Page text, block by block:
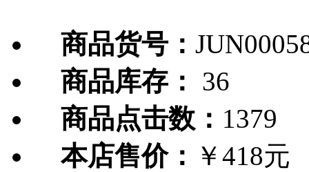
商品货号：
商品库存：
36
商品点击数： 1379
本店售价： ￥418元